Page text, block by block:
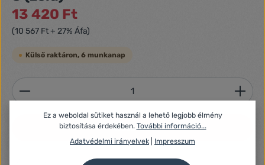
13 420 Ft
(10 567 Ft + 27% Áfa)
Külső raktáron, 6 munkanap
Termékmennyiség: Adja meg a kívánt
Kosárba
Ez a weboldal sütiket használ a lehető legjobb élmény
biztosítása érdekében. További információ...
Adatvédelmi irányelvek
Impresszum